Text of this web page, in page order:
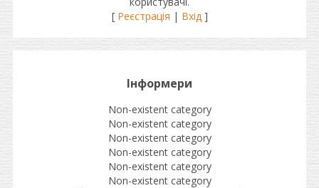
[ Реєстрація | Вхід]
Інформери
Non-existent category
Non-existent category
Non-existent category
Non-existent category
Non-existent category
Non-existent category